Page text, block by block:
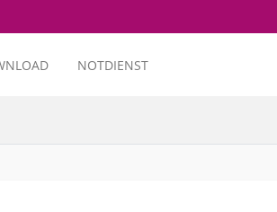
NOTDIENST